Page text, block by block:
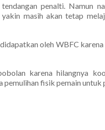
penalti. Namun
masih akan tetap
oleh WBFC
karena hilangnya
pemulihan fisik pemain